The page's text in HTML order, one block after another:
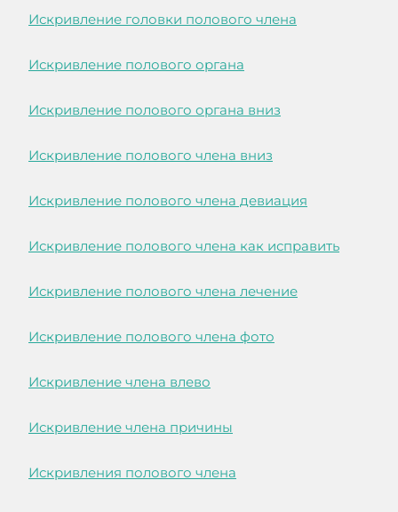
Искривление головки полового члена
Искривление полового органа
Искривление полового органа вниз
Искривление полового члена вниз
Искривление полового члена девиация
Искривление полового члена как исправить
Искривление полового члена лечение
Искривление полового члена фото
Искривление члена влево
Искривление члена причины
Искривления полового члена